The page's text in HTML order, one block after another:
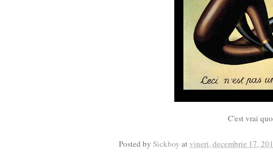
C'est vrai
Posted by Sickboy atvineri, decembrie 17,